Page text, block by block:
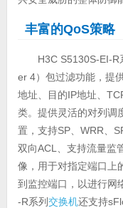
丰富的QoS策略
H3C S5130S-EI-R
er 4）包过滤功能，提
地址、目的IP地址、
类。提供灵活的对列调
置，支持SP、WRR、
双向ACL、支持流量监
像，用于对指定端口上
到监控端口，以进行网
-R系列交换机还支持